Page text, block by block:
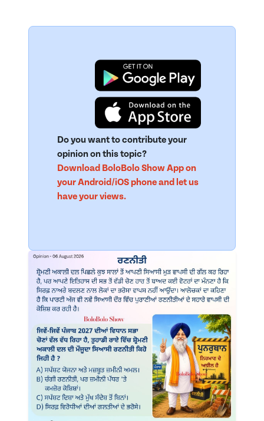
Do you want to contribute your
opinion on this topic?
Download BoloBolo Show App on
your Android/iOS phone and let us
have your views.